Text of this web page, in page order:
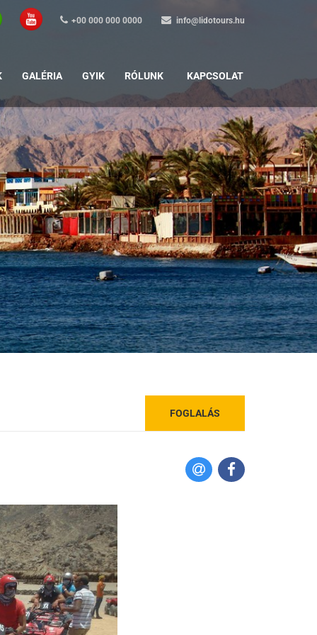
+00 000 000 0000 info@lidotours.hu
GALÉRIA GYIK RÓLUNK KAPCSOLAT
FOGLALÁS